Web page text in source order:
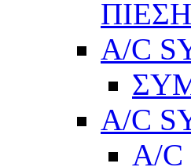
A/C
A/C
A/C